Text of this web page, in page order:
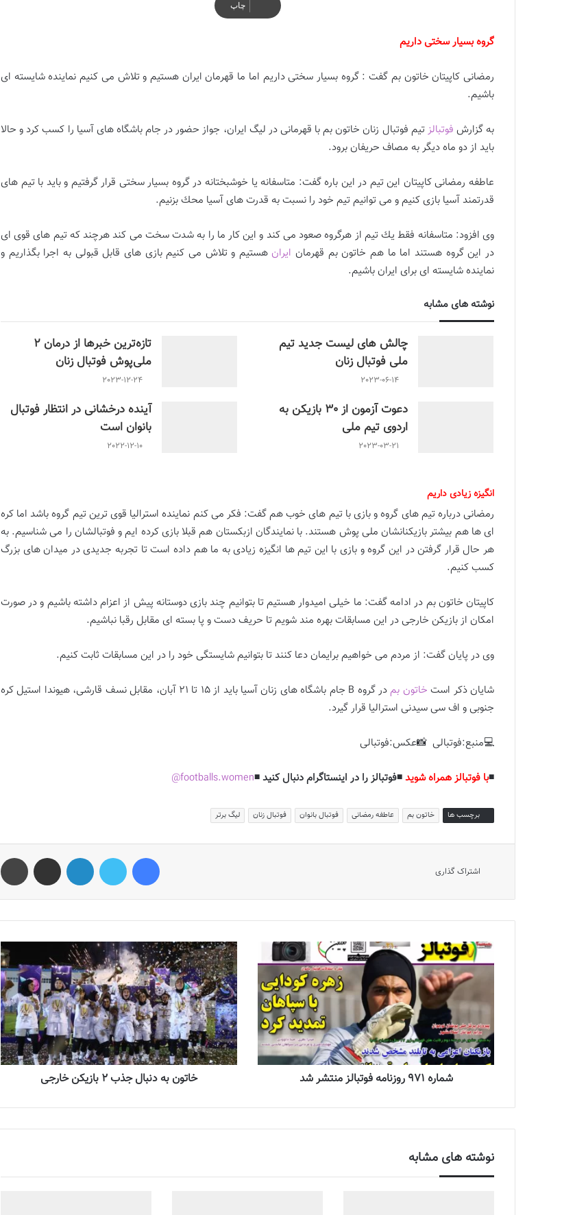
چاپ
گروه بسيار سختى داریم
رمضانى كاپيتان خاتون بم گفت : گروه بسيار سختى داریم اما ما قهرمان ايران هستيم و تلاش مى كنيم نماينده شايسته اى
باشيم.
به گزارش فوتبالزتيم فوتبال زنان خاتون بم با قهرمانى در ليگ ايران، جواز حضور در جام باشگاه هاى آسيا را كسب كرد و حالا
بايد از دو ماه ديگر به مصاف حريفان برود.
عاطفه رمضانى كاپيتان اين تيم در اين باره گفت: متاسفانه يا خوشبختانه در گروه بسيار سختى قرار گرفتيم و بايد با تيم هاى
قدرتمند آسيا بازى كنيم و مى توانيم تيم خود را نسبت به قدرت هاى آسيا محك بزنيم.
وى افزود: متاسفانه فقط يك تيم از هرگروه صعود مى كند و اين كار ما را به شدت سخت مى كند هرچند كه تيم هاى قوى اى
در اين گروه هستند اما ما هم خاتون بم قهرمان ايران هستيم و تلاش مى كنيم بازى هاى قابل قبولى به اجرا بگذاريم و
نماينده شايسته اى براى ايران باشيم.
نوشته های مشابه
چالش هاى ليست جدید تيم
ملى فوتبال زنان
2023-06-14
تازه‌ترین خبرها از درمان ۲
ملی‌پوش فوتبال زنان
2023-12-24
دعوت آزمون از 30 بازیکن به
اردوی تیم ملی
2023-03-21
آینده درخشانی در انتظار فوتبال
بانوان است
2022-12-10
انگیزه زیادی داریم
رمضانى درباره تيم هاى گروه و بازى با تيم هاى خوب هم گفت: فكر مى كنم نماينده استراليا قوى ترين تيم گروه باشد اما كره
اى ها هم بيشتر بازيكنانشان ملى پوش هستند. با نمايندگان ازبكستان هم قبلا بازى كرده ايم و فوتبالشان را مى شناسيم. به
هر حال قرار گرفتن در اين گروه و بازى با اين تيم ها انگيزه زيادى به ما هم داده است تا تجربه جديدى در ميدان هاى بزرگ
كسب كنيم.
كاپيتان خاتون بم در ادامه گفت: ما خيلى اميدوار هستيم تا بتوانيم چند بازى دوستانه پيش از اعزام داشته باشيم و در صورت
امكان از بازيكن خارجى در اين مسابقات بهره مند شويم تا حريف دست و پا بسته اى مقابل رقبا نباشيم.
وى در پايان گفت: از مردم مى خواهيم برايمان دعا كنند تا بتوانيم شايستگى خود را در اين مسابقات ثابت كنيم.
شایان ذکر است خاتون بم
در گروه B جام باشگاه هاى زنان آسيا بايد از ١٥ تا ٢١ آبان، مقابل نسف قارشى، هيوندا استيل كره
جنوبى و اف سى سيدنى استراليا قرار گيرد.
💻منبع:فوتبالی 📸عکس:فوتبالی
◾️با فوتبالز همراه شوید◾️فوتبالز را در اینستاگرام دنبال کنید ◾️footballs.women@
برچسب ها خاتون بم عاطفه رمضانی فوتبال بانوان فوتبال زنان لیگ برتر
اشتراک گذاری
شماره 971 روزنامه فوتبالز منتشر شد خاتون به دنبال جذب ۲ بازیکن خارجی
نوشته های مشابه